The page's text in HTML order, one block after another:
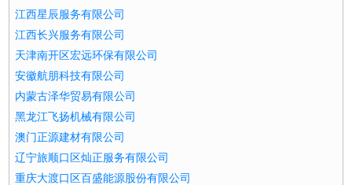
江西星辰服务有限公司
江西长兴服务有限公司
天津南开区宏远环保有限公司
安徽航朋科技有限公司
内蒙古泽华贸易有限公司
黑龙江飞扬机械有限公司
澳门正源建材有限公司
辽宁旅顺口区灿正服务有限公司
重庆大渡口区百盛能源股份有限公司